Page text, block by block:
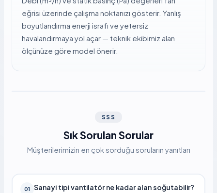
eğrisi üzerinde çalışma noktanızı gösterir. Yanlış
boyutlandırma enerji israfı ve yetersiz
havalandırmaya yol açar — teknik ekibimiz alan
ölçünüze göre model önerir.
SSS
Sık Sorulan Sorular
Müşterilerimizin en çok sorduğu soruların yanıtları
01 Sanayi tipi vantilatör ne kadar alan soğutabilir?